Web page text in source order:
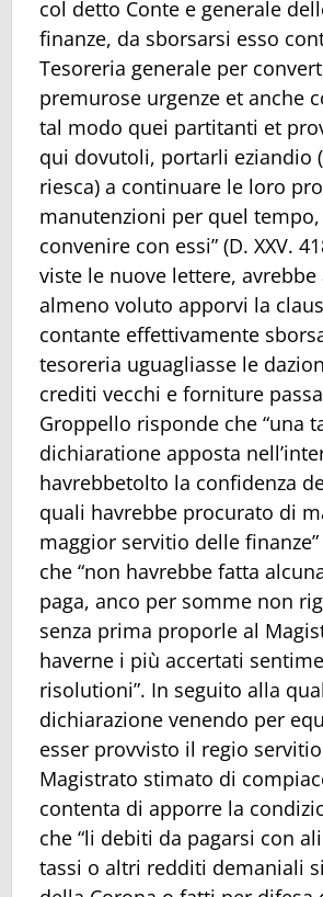
col detto Conte e generale
finanze, da sborsarsi esso
Tesoreria generale per
premurose urgenze et anche
tal modo quei partitanti et
qui dovutoli, portarli eziandio
riesca) a continuare le loro
manutenzioni per quel
convenire con essi” (D. XXV.
viste le nuove lettere, avrebbe
almeno voluto apporvi la
contante effettivamente
tesoreria uguagliasse le
crediti vecchi e forniture
Groppello risponde che “una
dichiaratione apposta
havrebbetolto la confidenza
quali havrebbe procurato di
maggior servitio delle
che “non havrebbe fatta
paga, anco per somme non
senza prima proporle al
haverne i più accertati
risolutioni”. In seguito alla
dichiarazione venendo per
esser provvisto il regio
Magistrato stimato di
contenta di apporre la
che “li debiti da pagarsi con
tassi o altri redditi demaniali